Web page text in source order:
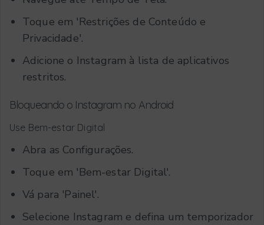
Toque em 'Restrições de Conteúdo e
Privacidade'.
Adicione o Instagram à lista de aplicativos
restritos.
Bloqueando o Instagram no Android
Use Bem-estar Digital
Abra as Configurações.
Toque em 'Bem-estar Digital'.
Vá para 'Painel'.
Selecione Instagram e defina um temporizador